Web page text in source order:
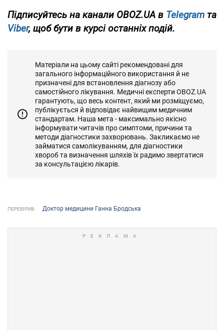
Підписуйтесь на канали OBOZ.UA в Telegram та
Viber, щоб бути в курсі останніх подій.
Матеріали на цьому сайті рекомендовані для
загального інформаційного використання й не
призначені для встановлення діагнозу або
самостійного лікування. Медичні експерти OBOZ.UA
гарантують, що весь контент, який ми розміщуємо,
публікується й відповідає найвищим медичним
стандартам. Наша мета - максимально якісно
інформувати читачів про симптоми, причини та
методи діагностики захворювань. Закликаємо не
займатися самолікуванням, для діагностики
хвороб та визначення шляхів їх радимо звертатися
за консультацією лікарів.
ПЕРЕВІРИВ: Доктор медицини Ганна Бродська